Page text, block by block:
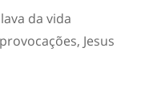
da vida
, Jesus